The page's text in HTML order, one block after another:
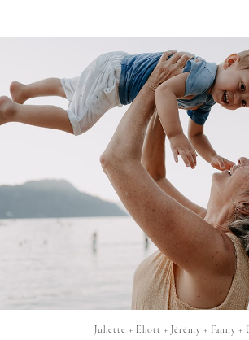
Juliette + Eliott + Jérémy + Fanny +